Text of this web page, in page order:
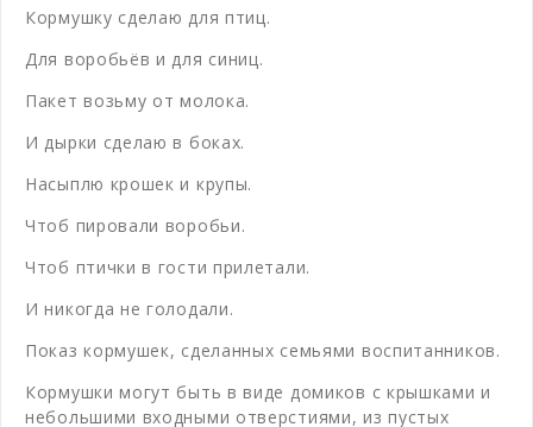
Кормушку сделаю для птиц.
Для воробьёв и для синиц.
Пакет возьму от молока.
И дырки сделаю в боках.
Насыплю крошек и крупы.
Чтоб пировали воробьи.
Чтоб птички в гости прилетали.
И никогда не голодали.
Показ кормушек, сделанных семьями воспитанников.
Кормушки могут быть в виде домиков с крышками и
небольшими входными отверстиями, из пустых